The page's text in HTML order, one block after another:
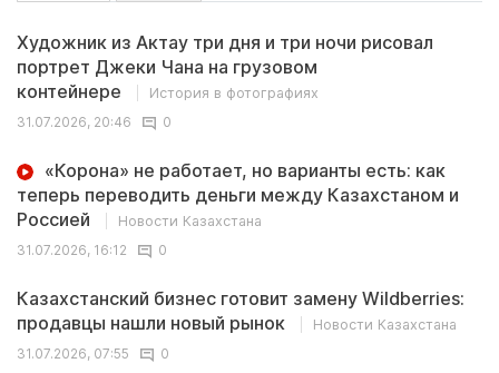
Художник из Актау три дня и три ночи рисовал
портрет Джеки Чана на грузовом
контейнере
История в фотографиях
31.07.2026, 20:46
0
«Корона» не работает, но варианты есть: как
теперь переводить деньги между Казахстаном и
Россией
Новости Казахстана
31.07.2026, 16:12
0
Казахстанский бизнес готовит замену Wildberries:
продавцы нашли новый рынок
Новости Казахстана
31.07.2026, 07:55
0